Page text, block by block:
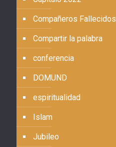
Compañeros Fallecidos
Compartir la palabra
conferencia
DOMUND
espiritualidad
Islam
Jubileo